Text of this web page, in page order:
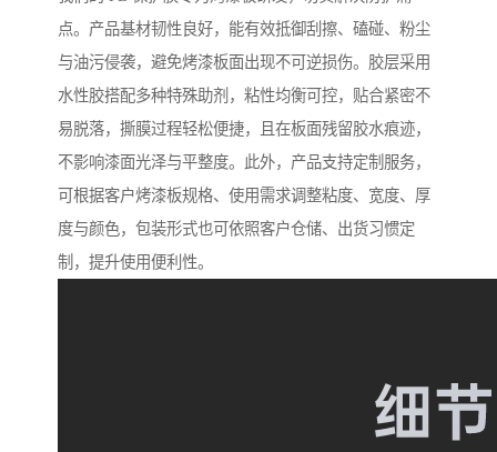
点。产品基材韧性良好，能有效抵御刮擦、磕碰、粉尘
与油污侵袭，避免烤漆板面出现不可逆损伤。胶层采用
水性胶搭配多种特殊助剂，粘性均衡可控，贴合紧密不
易脱落，撕膜过程轻松便捷，且在板面残留胶水痕迹，
不影响漆面光泽与平整度。此外，产品支持定制服务，
可根据客户烤漆板规格、使用需求调整粘度、宽度、厚
度与颜色，包装形式也可依照客户仓储、出货习惯定
制，提升使用便利性。